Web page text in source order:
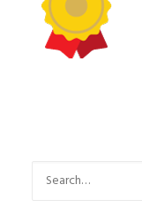
SEARCH